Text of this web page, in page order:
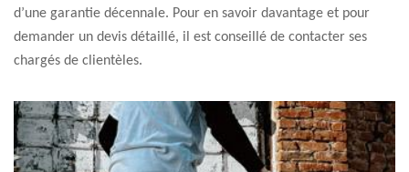
d’une garantie décennale. Pour en savoir davantage et pour
demander un devis détaillé, il est conseillé de contacter ses
chargés de clientèles.